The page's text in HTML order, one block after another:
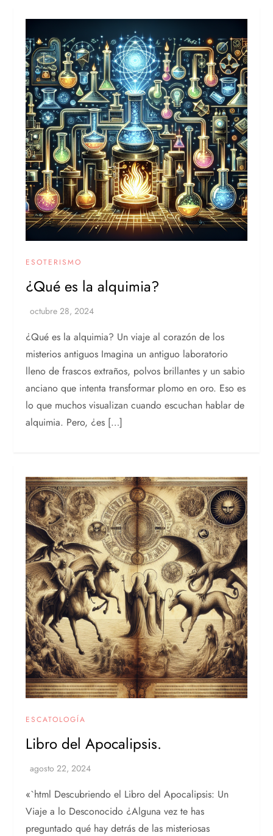
ESOTERISMO
¿Qué es la alquimia?
¿Qué es la alquimia? Un viaje al corazón de los
misterios antiguos Imagina un antiguo laboratorio
lleno de frascos extraños, polvos brillantes y un sabio
anciano que intenta transformar plomo en oro. Eso es
lo que muchos visualizan cuando escuchan hablar de
alquimia. Pero, ¿es […]
ESCATOLOGÍA
Libro del Apocalipsis.
«`html Descubriendo el Libro del Apocalipsis: Un
Viaje a lo Desconocido ¿Alguna vez te has
preguntado qué hay detrás de las misteriosas